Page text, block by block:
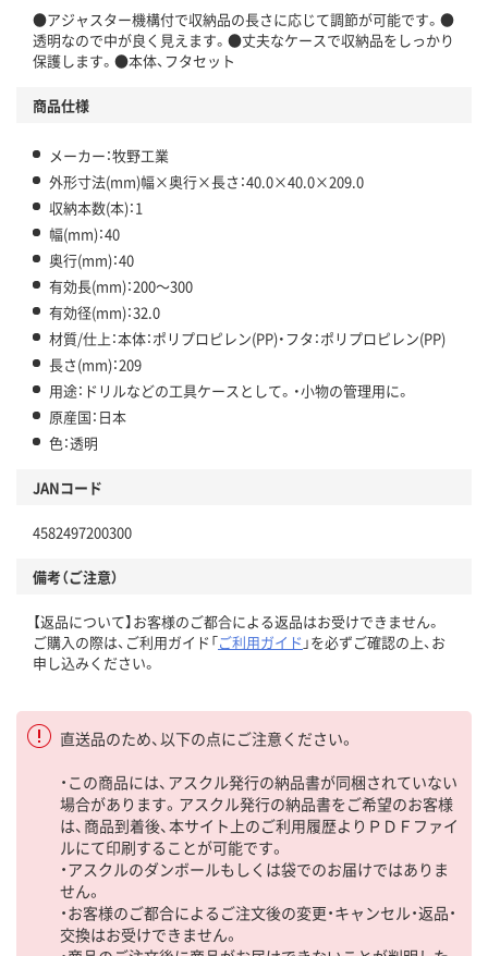
●アジャスター機構付で収納品の長さに応じて調節が可能です。●
透明なので中が良く見えます。●丈夫なケースで収納品をしっかり
保護します。●本体、フタセット
商品仕様
メーカー：牧野工業
外形寸法(mm)幅×奥行×長さ：40.0×40.0×209.0
収納本数(本)：1
幅(mm)：40
奥行(mm)：40
有効長(mm)：200～300
有効径(mm)：32.0
材質/仕上：本体：ポリプロピレン(PP)・フタ：ポリプロピレン(PP)
長さ(mm)：209
用途：ドリルなどの工具ケースとして。・小物の管理用に。
原産国：日本
色：透明
JANコード
4582497200300
備考（ご注意）
【返品について】お客様のご都合による返品はお受けできません。
ご購入の際は、ご利用ガイド「ご利用ガイド 」を必ずご確認の上、お
申し込みください。
直送品のため、以下の点にご注意ください。
・この商品には、アスクル発行の納品書が同梱されていない
場合があります。アスクル発行の納品書をご希望のお客様
は、商品到着後、本サイト上のご利用履歴よりＰＤＦファイ
ルにて印刷することが可能です。
・アスクルのダンボールもしくは袋でのお届けではありま
せん。
・お客様のご都合によるご注文後の変更・キャンセル・返品・
交換はお受けできません。